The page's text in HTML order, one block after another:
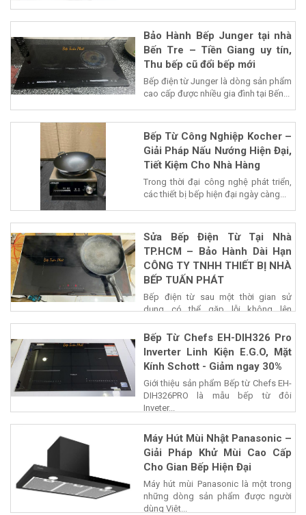
Bảo Hành Bếp Junger tại nhà
Bến Tre – Tiền Giang uy tín,
Thu bếp cũ đổi bếp mới
Bếp điện từ Junger là dòng sản phẩm
cao cấp được nhiều gia đình tại Bến...
Bếp Từ Công Nghiệp Kocher –
Giải Pháp Nấu Nướng Hiện Đại,
Tiết Kiệm Cho Nhà Hàng
Trong thời đại công nghệ phát triển,
các thiết bị bếp hiện đại ngày càng...
Sửa Bếp Điện Từ Tại Nhà
TP.HCM – Bảo Hành Dài Hạn
CÔNG TY TNHH THIẾT BỊ NHÀ
BẾP TUẤN PHÁT
Bếp điện từ sau một thời gian sử
dụng có thể gặp lỗi không lên
nguồn,...
Bếp Từ Chefs EH-DIH326 Pro
Inverter Linh Kiện E.G.O, Mặt
Kính Schott - Giảm ngay 30%
Giới thiệu sản phẩm Bếp từ Chefs EH-
DIH326PRO là mẫu bếp từ đôi
Inveter...
Máy Hút Mùi Nhật Panasonic –
Giải Pháp Khử Mùi Cao Cấp
Cho Gian Bếp Hiện Đại
Máy hút mùi Panasonic là một trong
những dòng sản phẩm được người
dùng Việt...